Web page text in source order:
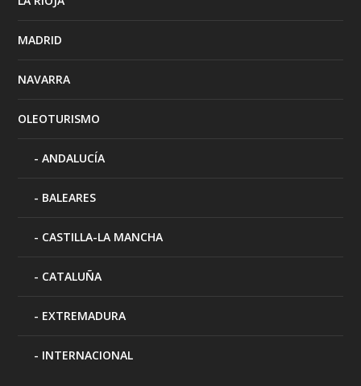
MADRID
NAVARRA
OLEOTURISMO
ANDALUCÍA
BALEARES
CASTILLA-LA MANCHA
CATALUÑA
EXTREMADURA
INTERNACIONAL